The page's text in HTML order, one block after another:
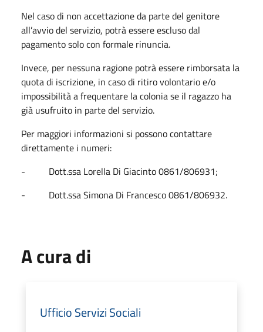
Nel caso di non accettazione da parte del genitore
all’avvio del servizio, potrà essere escluso dal
pagamento solo con formale rinuncia.
Invece, per nessuna ragione potrà essere rimborsata la
quota di iscrizione, in caso di ritiro volontario e/o
impossibilità a frequentare la colonia se il ragazzo ha
già usufruito in parte del servizio.
Per maggiori informazioni si possono contattare
direttamente i numeri:
- Dott.ssa Lorella Di Giacinto 0861/806931;
- Dott.ssa Simona Di Francesco 0861/806932.
A cura di
Ufficio Servizi Sociali